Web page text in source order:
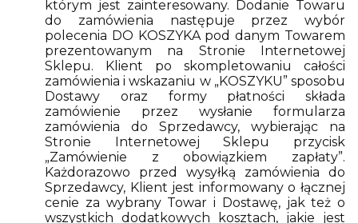
którym jest zainteresowany. Dodanie Towaru
do zamówienia następuje przez wybór
polecenia DO KOSZYKA pod danym Towarem
prezentowanym na Stronie Internetowej
Sklepu. Klient po skompletowaniu całości
zamówienia i wskazaniu w „KOSZYKU” sposobu
Dostawy oraz formy płatności składa
zamówienie przez wysłanie formularza
zamówienia do Sprzedawcy, wybierając na
Stronie Internetowej Sklepu przycisk
„Zamówienie z obowiązkiem zapłaty”.
Każdorazowo przed wysyłką zamówienia do
Sprzedawcy, Klient jest informowany o łącznej
cenie za wybrany Towar i Dostawę, jak też o
wszystkich dodatkowych kosztach, jakie jest